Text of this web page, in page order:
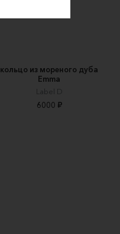
кольцо из мореного дуба
Emma
Label D
6000 ₽